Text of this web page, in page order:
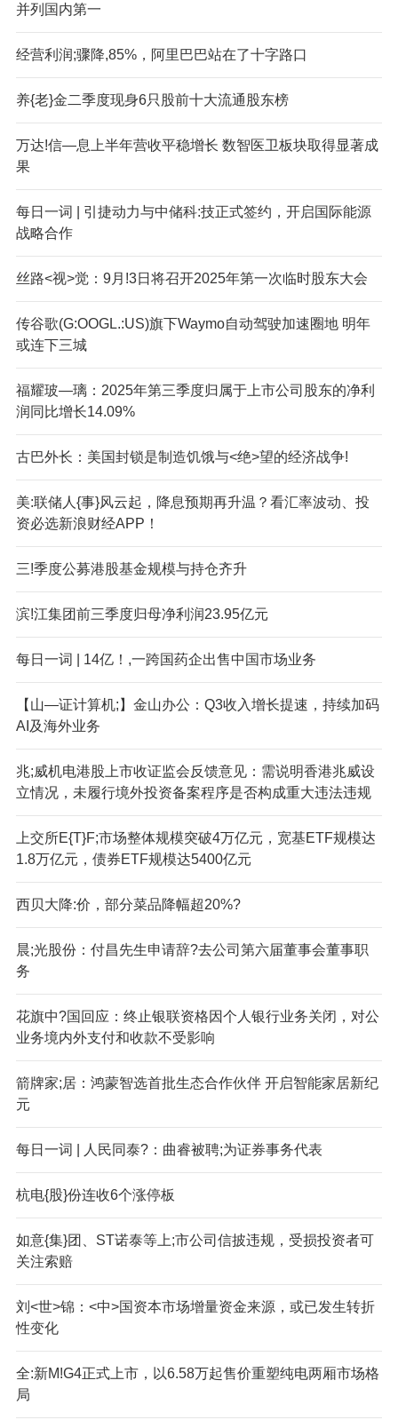
并列国内第一
经营利润;骤降,85%，阿里巴巴站在了十字路口
养{老}金二季度现身6只股前十大流通股东榜
万达!信—息上半年营收平稳增长 数智医卫板块取得显著成
果
每日一词 | 引捷动力与中储科:技正式签约，开启国际能源
战略合作
丝路<视>觉：9月!3日将召开2025年第一次临时股东大会
传谷歌(G:OOGL.:US)旗下Waymo自动驾驶加速圈地 明年
或连下三城
福耀玻—璃：2025年第三季度归属于上市公司股东的净利
润同比增长14.09%
古巴外长：美国封锁是制造饥饿与<绝>望的经济战争!
美:联储人{事}风云起，降息预期再升温？看汇率波动、投
资必选新浪财经APP！
三!季度公募港股基金规模与持仓齐升
滨!江集团前三季度归母净利润23.95亿元
每日一词 | 14亿！,一跨国药企出售中国市场业务
【山—证计算机;】金山办公：Q3收入增长提速，持续加码
AI及海外业务
兆;威机电港股上市收证监会反馈意见：需说明香港兆威设
立情况，未履行境外投资备案程序是否构成重大违法违规
上交所E{T}F;市场整体规模突破4万亿元，宽基ETF规模达
1.8万亿元，债券ETF规模达5400亿元
西贝大降:价，部分菜品降幅超20%?
晨;光股份：付昌先生申请辞?去公司第六届董事会董事职
务
花旗中?国回应：终止银联资格因个人银行业务关闭，对公
业务境内外支付和收款不受影响
箭牌家;居：鸿蒙智选首批生态合作伙伴 开启智能家居新纪
元
每日一词 | 人民同泰?：曲睿被聘;为证券事务代表
杭电{股}份连收6个涨停板
如意{集}团、ST诺泰等上;市公司信披违规，受损投资者可
关注索赔
刘<世>锦：<中>国资本市场增量资金来源，或已发生转折
性变化
全:新M!G4正式上市，以6.58万起售价重塑纯电两厢市场格
局